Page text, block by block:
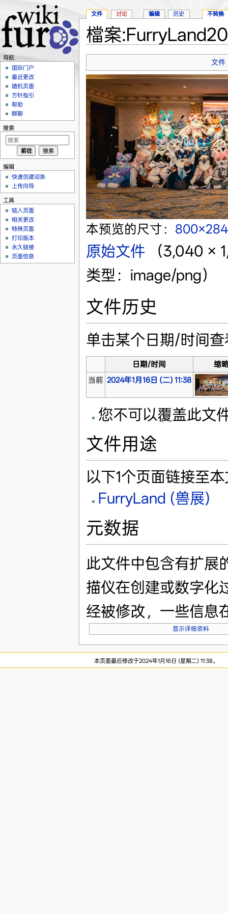
檔案
文件
本预览的尺寸：
原始文件‎
（3,040 ×
类型：image/png）
文件历史
单击某个日期/时间
日期/时间
缩
当前 2024年1月16日 (二) 11:38
您不可以覆盖此文
文件用途
以下1个页面链接至
FurryLand (兽展)
元数据
此文件中包含有扩展
描仪在创建或数字化
经被修改，一些信息
显示详细资料
文件 讨论 编辑 历史 不转换
导航
国际门户
最近更改
随机页面
方针指引
帮助
群聊
搜索
编辑
快速创建词条
上传向导
工具
链入页面
相关更改
特殊页面
打印版本
永久链接
页面信息
本页面最后修改于2024年1月16日 (星期二) 11:38。